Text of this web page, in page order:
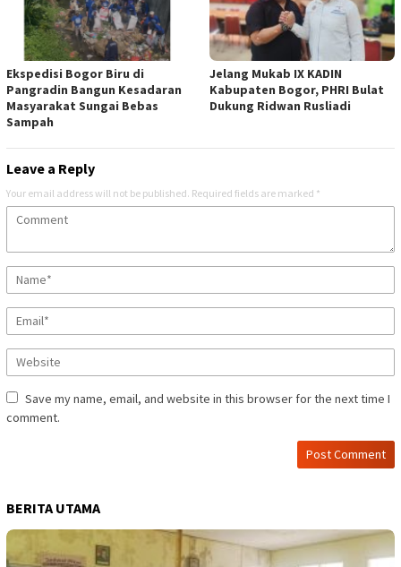
Ekspedisi Bogor Biru di
Pangradin Bangun Kesadaran
Masyarakat Sungai Bebas
Sampah
Jelang Mukab IX KADIN
Kabupaten Bogor, PHRI Bulat
Dukung Ridwan Rusliadi
Leave a Reply
Your email address will not be published. Required fields are marked *
Save my name, email, and website in this browser for the next time I
comment.
BERITA UTAMA